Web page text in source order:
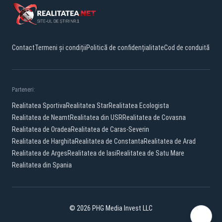
ContactTermeni și condițiiPolitică de confidențialitateCod de conduită
Parteneri:
Realitatea SportivaRealitatea StarRealitatea Ecologista
Realitatea de NeamtRealitatea din USRRealitatea de Covasna
Realitatea de OradeaRealitatea de Caras-Severin
Realitatea de HarghitaRealitatea de ConstantaRealitatea de Arad
Realitatea de ArgesRealitatea de IasiRealitatea de Satu Mare
Realitatea din Spania
© 2026 PHG Media Invest LLC